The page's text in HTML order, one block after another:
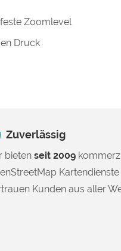
Zoomlevel
Druck
Zuverlässig
bieten seit 2009
Kartendienste
Kunden aus aller